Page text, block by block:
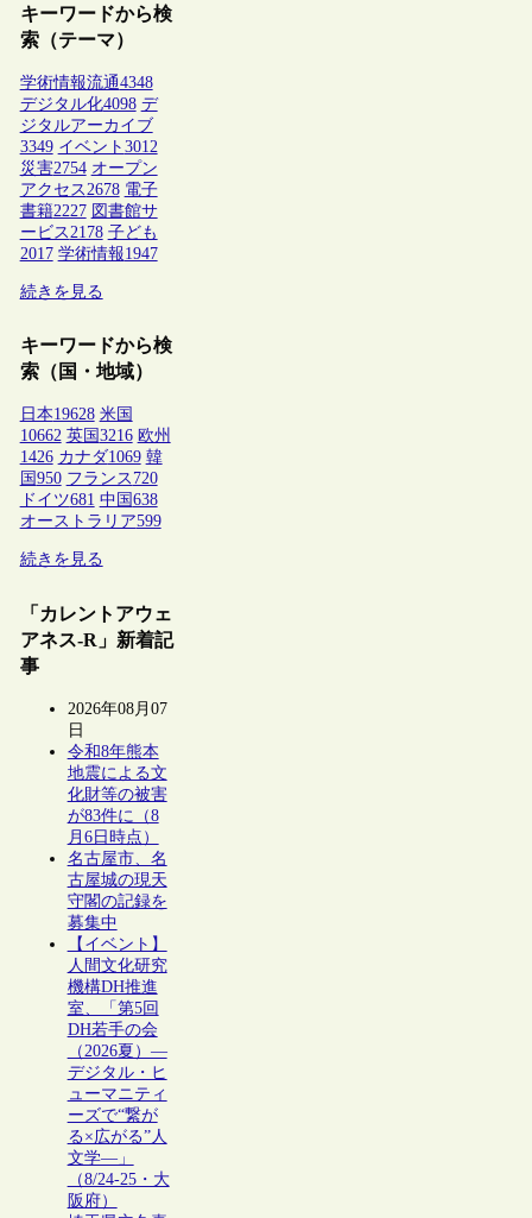
キーワードから検
索（テーマ）
学術情報流通4348
デジタル化4098 デ
ジタルアーカイブ
3349 イベント 3012
災害2754 オープン
アクセス 2678 電子
書籍2227 図書館サ
ービス 2178 子ども
2017 学術情報1947
続きを見る
キーワードから検
索（国・地域）
日本19628 米国
10662 英国 3216 欧州
1426 カナダ1069 韓
国 950 フランス 720
ドイツ681 中国 638
オーストラリア599
続きを見る
「カレントアウェ
アネス-R」新着記
事
2026年08月07
日
令和8年熊本
地震による文
化財等の被害
が83件に（8
月6日時点）
名古屋市、名
古屋城の現天
守閣の記録を
募集中
【イベント】
人間文化研究
機構DH推進
室、「第5回
DH若手の会
（2026夏）―
デジタル・ヒ
ューマニティ
ーズで“繋が
る×広がる”人
文学―」
（8/24-25・大
阪府）